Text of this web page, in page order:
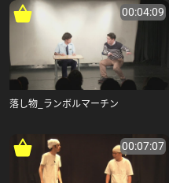
00:04:09
落し物_ランボルマーチン
00:07:07